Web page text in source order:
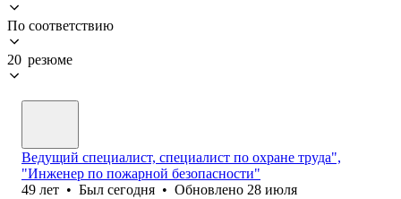
По соответствию
20 резюме
Ведущий специалист, специалист по охране труда",
"Инженер по пожарной безопасности"
49 лет • Был сегодня • Обновлено 28 июля